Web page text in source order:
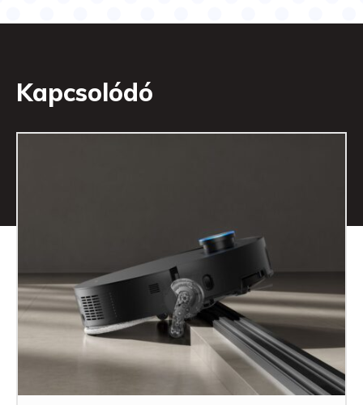
Kapcsolódó